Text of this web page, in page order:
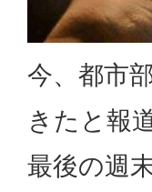
今、都市
きたと報
最後の週